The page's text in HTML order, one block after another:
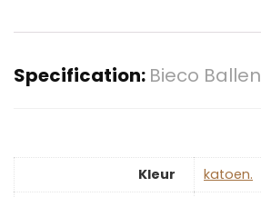
Specification: Bieco Ballen
Kleur
‎katoen.